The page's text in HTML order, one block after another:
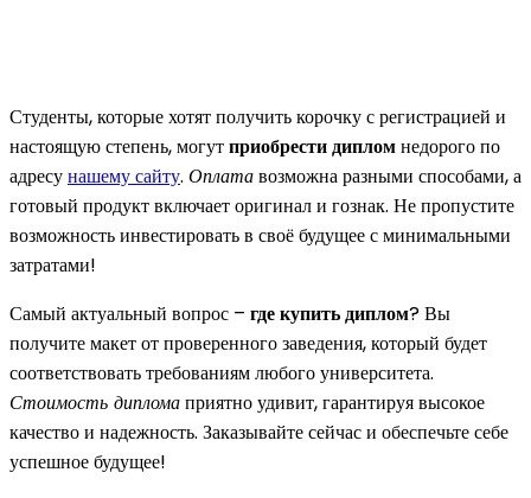
Студенты, которые хотят получить корочку с регистрацией и
настоящую степень, могутприобрести дипломнедорого по
адресунашему сайту. Оплатавозможна разными способами, а
готовый продукт включает оригинал и гознак. Не пропустите
возможность инвестировать в своё будущее с минимальными
затратами!
Самый актуальный вопрос – где купить диплом? Вы
получите макет от проверенного заведения, который будет
соответствовать требованиям любого университета.
Стоимость дипломаприятно удивит, гарантируя высокое
качество и надежность. Заказывайте сейчас и обеспечьте себе
успешное будущее!